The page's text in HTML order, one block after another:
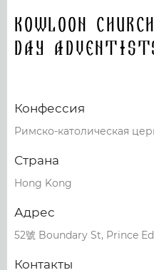
Kowloon
day
Конфессия
Римско-католическая
Страна
Hong Kong
Адрес
52號 Boundary St, Prince
Контакты